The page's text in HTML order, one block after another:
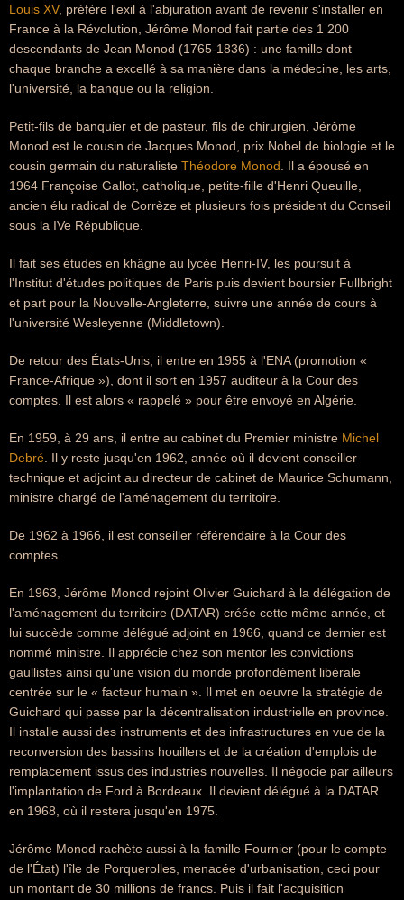
Louis XV, préfère l'exil à l'abjuration avant de revenir s'installer en
France à la Révolution, Jérôme Monod fait partie des 1 200
descendants de Jean Monod (1765-1836) : une famille dont
chaque branche a excellé à sa manière dans la médecine, les arts,
l'université, la banque ou la religion.
Petit-fils de banquier et de pasteur, fils de chirurgien, Jérôme
Monod est le cousin de Jacques Monod, prix Nobel de biologie et le
cousin germain du naturaliste Théodore Monod . Il a épousé en
1964 Françoise Gallot, catholique, petite-fille d'Henri Queuille,
ancien élu radical de Corrèze et plusieurs fois président du Conseil
sous la IVe République.
Il fait ses études en khâgne au lycée Henri-IV, les poursuit à
l'Institut d'études politiques de Paris puis devient boursier Fullbright
et part pour la Nouvelle-Angleterre, suivre une année de cours à
l'université Wesleyenne (Middletown).
De retour des États-Unis, il entre en 1955 à l'ENA (promotion «
France-Afrique »), dont il sort en 1957 auditeur à la Cour des
comptes. Il est alors « rappelé » pour être envoyé en Algérie.
En 1959, à 29 ans, il entre au cabinet du Premier ministre Michel
Debré . Il y reste jusqu'en 1962, année où il devient conseiller
technique et adjoint au directeur de cabinet de Maurice Schumann,
ministre chargé de l'aménagement du territoire.
De 1962 à 1966, il est conseiller référendaire à la Cour des
comptes.
En 1963, Jérôme Monod rejoint Olivier Guichard à la délégation de
l'aménagement du territoire (DATAR) créée cette même année, et
lui succède comme délégué adjoint en 1966, quand ce dernier est
nommé ministre. Il apprécie chez son mentor les convictions
gaullistes ainsi qu'une vision du monde profondément libérale
centrée sur le « facteur humain ». Il met en oeuvre la stratégie de
Guichard qui passe par la décentralisation industrielle en province.
Il installe aussi des instruments et des infrastructures en vue de la
reconversion des bassins houillers et de la création d'emplois de
remplacement issus des industries nouvelles. Il négocie par ailleurs
l'implantation de Ford à Bordeaux. Il devient délégué à la DATAR
en 1968, où il restera jusqu'en 1975.
Jérôme Monod rachète aussi à la famille Fournier (pour le compte
de l'État) l'île de Porquerolles, menacée d'urbanisation, ceci pour
un montant de 30 millions de francs. Puis il fait l'acquisition